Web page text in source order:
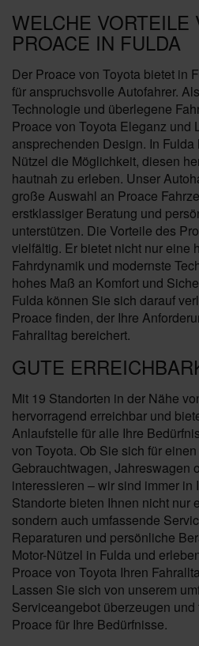
WELCHE VORTEILE
PROACE IN FULDA
Der Proace von Toyota bietet in
für anspruchsvolle Autofahrer.
Technologie und überlegene
Proace von Toyota Eleganz und
ansprechenden Design. In
Nützel die Möglichkeit, diesen
hautnah zu erleben. Unser
große Auswahl an Proace
erstklassiger Beratung und
unterstützen. Die Vorteile des
vielfältig. Er bietet nicht nur eine
Fahrdynamik und modernste
hohes Maß an Komfort und
Fulda können Sie sich darauf
Proace finden, der Ihre
Fahralltag bereichert.
GUTE
Mit 19 Standorten in der Nähe
hervorragend erreichbar und
Anlaufstelle für alle Ihre
von Toyota. Ob Sie sich für
Gebrauchtwagen, Jahreswagen
interessieren – wir sind immer in
Standorte bieten Ihnen nicht nur
sondern auch umfassende
Reparaturen und persönliche
Motor-Nützel in Fulda und
Proace von Toyota Ihren
Lassen Sie sich von unserem
Serviceangebot überzeugen
Proace für Ihre Bedürfnisse.